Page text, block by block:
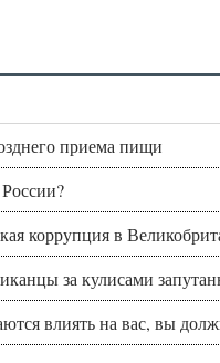
приема пищи
коррупция в
за кулисами
влиять на вас, вы